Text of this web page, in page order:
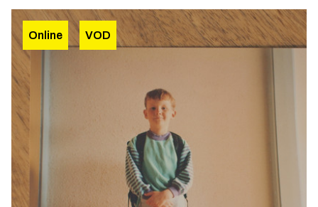
Online VOD